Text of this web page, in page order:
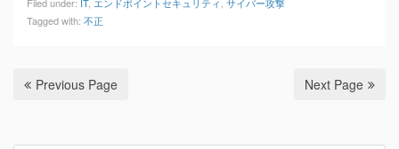
Tagged with: 不正
Previous Page Next Page